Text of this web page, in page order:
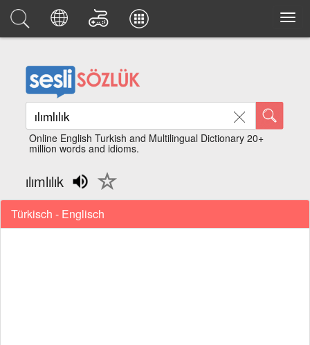
Online English Turkish and Multilingual Dictionary 20+
million words and idioms.
ılımlılık
Türkisch - Englisch